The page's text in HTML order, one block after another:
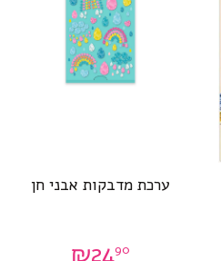
ערכת מדבקות אבני חן
90